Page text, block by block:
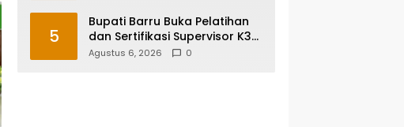
5
Bupati Barru Buka Pelatihan
dan Sertifikasi Supervisor K3
Konstruksi, Dorong Budaya
Agustus 6, 2026 0